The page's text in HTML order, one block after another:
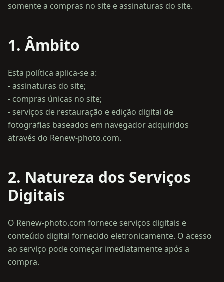
somente a compras no site e assinaturas do site.
1. Âmbito
Esta política aplica-se a:
- assinaturas do site;
- compras únicas no site;
- serviços de restauração e edição digital de
fotografias baseados em navegador adquiridos
2. Natureza dos Serviços
Digitais
O Renew-photo.com fornece serviços digitais e
conteúdo digital fornecido eletronicamente. O acesso
ao serviço pode começar imediatamente após a
compra.